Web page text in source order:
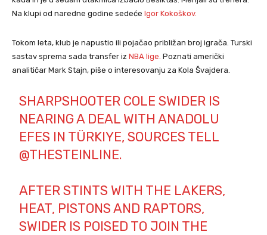
Na klupi od naredne godine sedeće Igor Kokoškov.
Tokom leta, klub je napustio ili pojačao približan broj igrača. Turski
sastav sprema sada transfer iz NBA lige. Poznati američki
analitičar Mark Stajn, piše o interesovanju za Kola Švajdera.
SHARPSHOOTER COLE SWIDER IS
NEARING A DEAL WITH ANADOLU
EFES IN TÜRKIYE, SOURCES TELL
@THESTEINLINE.
AFTER STINTS WITH THE LAKERS,
HEAT, PISTONS AND RAPTORS,
SWIDER IS POISED TO JOIN THE